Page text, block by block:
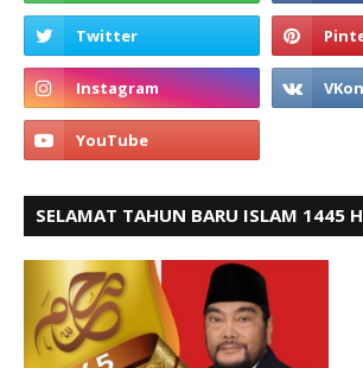
SELAMAT TAHUN BARU ISLAM 1445 H